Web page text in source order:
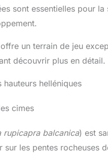
sont essentielles pour
un terrain de jeu
découvrir plus en détail.
helléniques
cimes
rupicapra balcanica) est
sur les pentes rocheuses